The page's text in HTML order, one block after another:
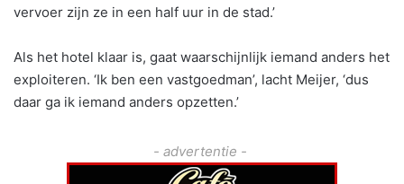
vervoer zijn ze in een half uur in de stad.’
Als het hotel klaar is, gaat waarschijnlijk iemand anders het
exploiteren. ‘Ik ben een vastgoedman’, lacht Meijer, ‘dus
daar ga ik iemand anders opzetten.’
- advertentie -